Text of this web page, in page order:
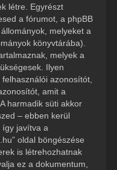
létre. Egyrészt
a fórumot, a phpBB
melyeket a
könyvtárába).
melyek a
Ilyen
azonosítót,
amit a
harmadik süti akkor
– ebben kerül
így javítva a
oldal böngészése
is létrehozhatnak
ez a dokumentum,